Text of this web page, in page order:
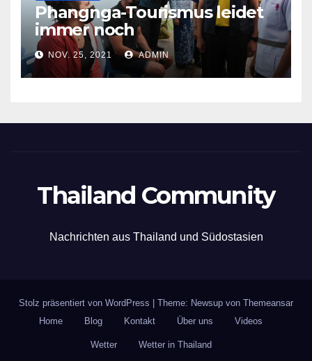
Phangnga-Tourismus leidet
immer noch
NOV. 25, 2021 ADMIN
Thailand Community
Nachrichten aus Thailand und Südostasien
Stolz präsentiert von WordPress Theme: Newsup von Themeansar
Home
Blog Kontakt Über uns Videos
Wetter Wetter in Thailand